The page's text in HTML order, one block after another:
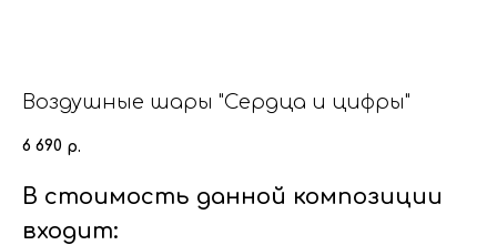
Воздушные шары "Сердца и цифры"
6 690 р.
В стоимость данной композиции
входит: